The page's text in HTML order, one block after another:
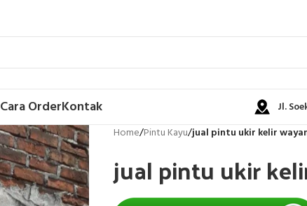
Cara OrderKontak Jl.
Home/Pintu Kayu/jual pintu ukir kelir
jual pintu ukir